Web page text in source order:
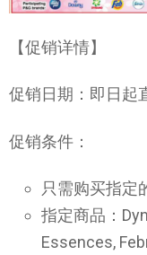
【促销详情】
促销日期：即日起
促销条件：
只需购买指定
指定商品：
Essences,